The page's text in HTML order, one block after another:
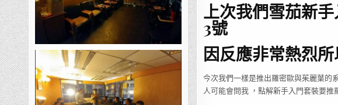
上次我們雪茄新
3號
因反應非常熱烈
今次我們一樣是推出羅密歐與茱麗葉
人可能會問我 ，點解新手入門套裝要推